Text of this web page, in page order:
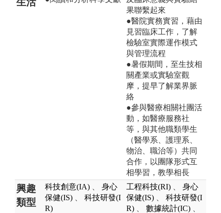
果聯繫起來
●醫院實務實習，藉由
見習臨床工作，了解
檢驗室實際運作模式
與管理流程
●暑假期間，至生技相
關產業或實驗室觀
摩，提早了解業界脈
絡
●參與醫療相關社團活
動，如醫療服務社
等，與其他職類學生
（醫學系、護理系、
物治、職治等）共同
合作，以團隊形式互
相學習，教學相長
興趣
類型
科技創意(IA)
身心
保健(IS)
科技研發(I
R)
工程科技(RI)
身心
保健(IS)
科技研發(I
R)
數據統計(IC)